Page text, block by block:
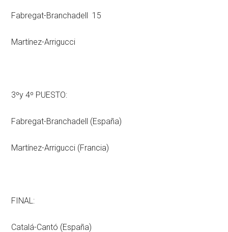
Fabregat-Branchadell 15
Martínez-Arrigucci
3ºy 4º PUESTO:
Fabregat-Branchadell (España)
Martínez-Arrigucci (Francia)
FINAL:
Catalá-Cantó (España)